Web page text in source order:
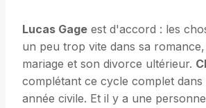
Lucas Gage est d'accord : les
un peu trop vite dans sa
mariage et son divorce ultérieur.
complétant ce cycle complet dans
année civile. Et il y a une